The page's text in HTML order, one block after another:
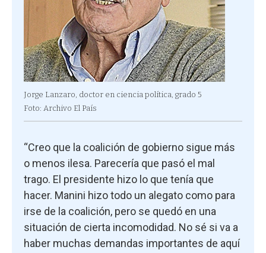
Jorge Lanzaro, doctor en ciencia política, grado 5
Foto: Archivo El País
“Creo que la coalición de gobierno sigue más
o menos ilesa. Parecería que pasó el mal
trago. El presidente hizo lo que tenía que
hacer. Manini hizo todo un alegato como para
irse de la coalición, pero se quedó en una
situación de cierta incomodidad. No sé si va a
haber muchas demandas importantes de aquí